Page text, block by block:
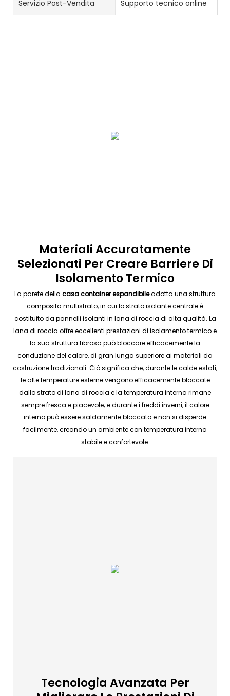
Servizio Post-Vendita Supporto tecnico online
Materiali Accuratamente
Selezionati Per Creare Barriere Di
Isolamento Termico
La parete della casa container espandibileadotta una struttura
composita multistrato, in cui lo strato isolante centrale è
costituito da pannelli isolanti in lana di roccia di alta qualità. La
lana di roccia offre eccellenti prestazioni di isolamento termico e
la sua struttura fibrosa può bloccare efficacemente la
conduzione del calore, di gran lunga superiore ai materiali da
costruzione tradizionali. Ciò significa che, durante le calde estati,
le alte temperature esterne vengono efficacemente bloccate
dallo strato di lana di roccia e la temperatura interna rimane
sempre fresca e piacevole; e durante i freddi inverni, il calore
interno può essere saldamente bloccato e non si disperde
facilmente, creando un ambiente con temperatura interna
stabile e confortevole.
Tecnologia Avanzata Per